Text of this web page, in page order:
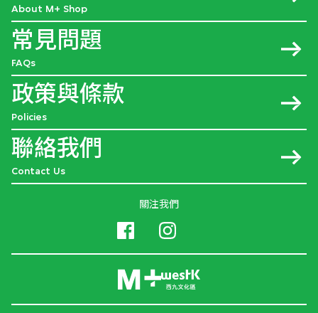
About M+ Shop
常見問題
FAQs
政策與條款
Policies
聯絡我們
Contact Us
關注我們